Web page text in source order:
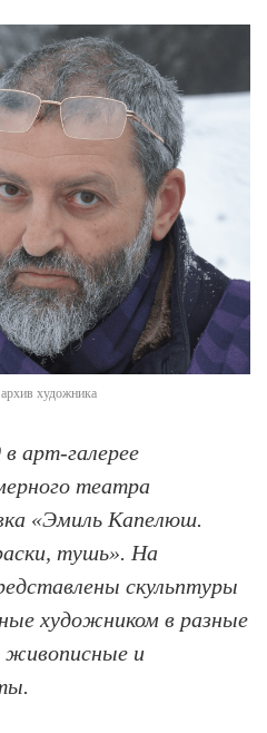
художника
арт-галерее
театра
«Эмиль Капелюш.
тушь». На
скульптуры
художником в разные
живописные и